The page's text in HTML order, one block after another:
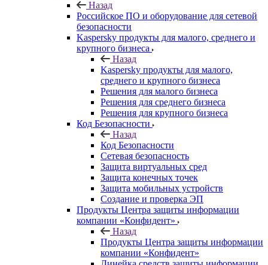
Назад
Российское ПО и оборудование для сетевой
безопасности
Kaspersky продукты для малого, среднего и
крупного бизнеса
Назад
Kaspersky продукты для малого,
среднего и крупного бизнеса
Решения для малого бизнеса
Решения для среднего бизнеса
Решения для крупного бизнеса
Код Безопасности
Назад
Код Безопасности
Сетевая безопасность
Защита виртуальных сред
Защита конечных точек
Защита мобильных устройств
Создание и проверка ЭП
Продукты Центра защиты информации
компании «Конфидент»
Назад
Продукты Центра защиты информации
компании «Конфидент»